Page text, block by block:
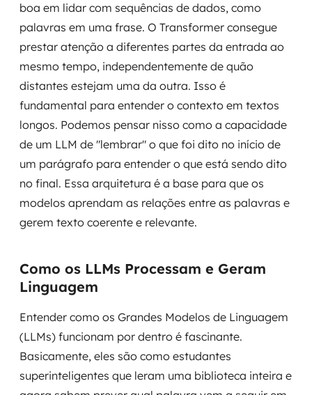
boa em lidar com sequências de dados, como
palavras em uma frase. O Transformer consegue
prestar atenção a diferentes partes da entrada ao
mesmo tempo, independentemente de quão
distantes estejam uma da outra. Isso é
fundamental para entender o contexto em textos
longos. Podemos pensar nisso como a capacidade
de um LLM de "lembrar" o que foi dito no início de
um parágrafo para entender o que está sendo dito
no final. Essa arquitetura é a base para que os
modelos aprendam as relações entre as palavras e
gerem texto coerente e relevante.
Como os LLMs Processam e Geram
Linguagem
Entender como os Grandes Modelos de Linguagem
(LLMs) funcionam por dentro é fascinante.
Basicamente, eles são como estudantes
superinteligentes que leram uma biblioteca inteira e